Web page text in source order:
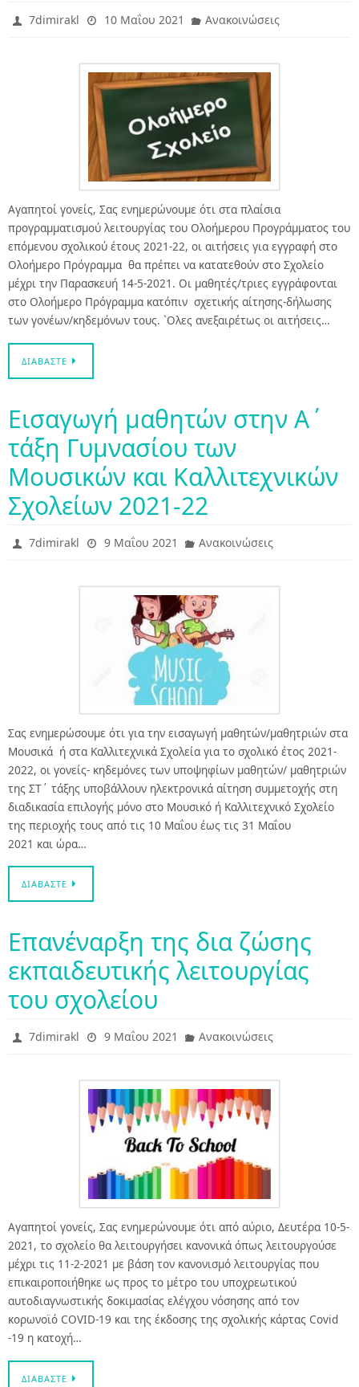
7dimirakl 10 Μαΐου 2021 Ανακοινώσεις
Αγαπητοί γονείς, Σας ενημερώνουμε ότι στα πλαίσια
προγραμματισμού λειτουργίας του Ολοήμερου Προγράμματος του
επόμενου σχολικού έτους 2021-22, οι αιτήσεις για εγγραφή στο
Ολοήμερο Πρόγραμμα θα πρέπει να κατατεθούν στο Σχολείο
μέχρι την Παρασκευή 14-5-2021. Οι μαθητές/τριες εγγράφονται
στο Ολοήμερο Πρόγραμμα κατόπιν σχετικής αίτησης-δήλωσης
των γονέων/κηδεμόνων τους. `Ολες ανεξαιρέτως οι αιτήσεις…
ΔΙΑΒΆΣΤΕ
Εισαγωγή μαθητών στην Α΄
τάξη Γυμνασίου των
Μουσικών και Καλλιτεχνικών
Σχολείων 2021-22
7dimirakl 9 Μαΐου 2021 Ανακοινώσεις
Σας ενημερώσουμε ότι για την εισαγωγή μαθητών/μαθητριών στα
Μουσικά ή στα Καλλιτεχνικά Σχολεία για το σχολικό έτος 2021-
2022, οι γονείς- κηδεμόνες των υποψηφίων μαθητών/ μαθητριών
της ΣΤ΄ τάξης υποβάλλουν ηλεκτρονικά αίτηση συμμετοχής στη
διαδικασία επιλογής μόνο στο Μουσικό ή Καλλιτεχνικό Σχολείο
της περιοχής τους από τις 10 Μαΐου έως τις 31 Μαΐου
2021 και ώρα…
ΔΙΑΒΆΣΤΕ
Επανέναρξη της δια ζώσης
εκπαιδευτικής λειτουργίας
του σχολείου
7dimirakl 9 Μαΐου 2021 Ανακοινώσεις
Αγαπητοί γονείς, Σας ενημερώνουμε ότι από αύριο, Δευτέρα 10-5-
2021, το σχολείο θα λειτουργήσει κανονικά όπως λειτουργούσε
μέχρι τις 11-2-2021 με βάση τον κανονισμό λειτουργίας που
επικαιροποιήθηκε ως προς το μέτρο του υποχρεωτικού
αυτοδιαγνωστικής δοκιμασίας ελέγχου νόσησης από τον
κορωνοϊό COVID-19 και της έκδοσης της σχολικής κάρτας Covid
-19 η κατοχή…
ΔΙΑΒΆΣΤΕ